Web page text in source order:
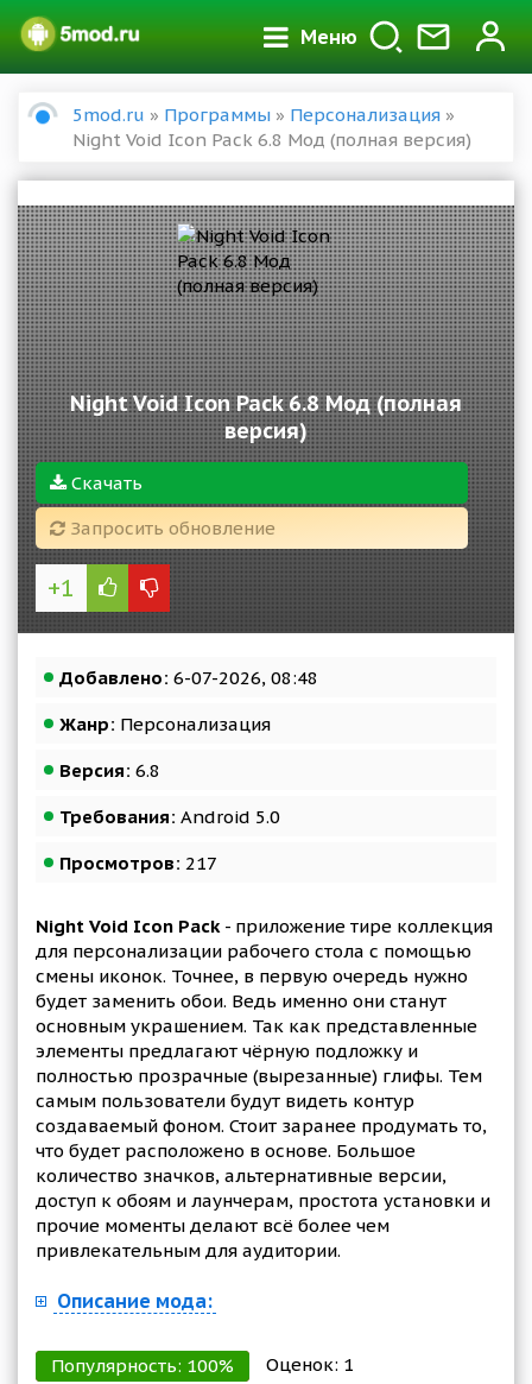
Меню
5mod.ru » Программы » Персонализация »
Night Void Icon Pack 6.8 Мод (полная версия)
Night Void Icon Pack 6.8 Мод (полная
версия)
Скачать
Запросить обновление
+1
Добавлено: 6-07-2026, 08:48
Жанр: Персонализация
Версия: 6.8
Требования: Android 5.0
Просмотров: 217
Night Void Icon Pack- приложение тире коллекция
для персонализации рабочего стола с помощью
смены иконок. Точнее, в первую очередь нужно
будет заменить обои. Ведь именно они станут
основным украшением. Так как представленные
элементы предлагают чёрную подложку и
полностью прозрачные (вырезанные) глифы. Тем
самым пользователи будут видеть контур
создаваемый фоном. Стоит заранее продумать то,
что будет расположено в основе. Большое
количество значков, альтернативные версии,
доступ к обоям и лаунчерам, простота установки и
прочие моменты делают всё более чем
привлекательным для аудитории.
Описание мода:
Популярность: 100% Оценок: 1